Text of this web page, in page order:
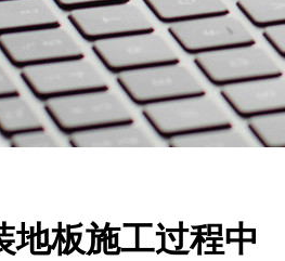
地板施工过程中